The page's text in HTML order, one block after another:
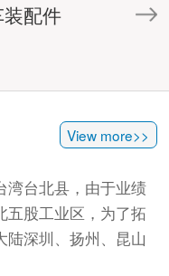
配件
View more>>
湾台北县，由于业绩
五股工业区，为了拓
陆深圳、扬州、昆山